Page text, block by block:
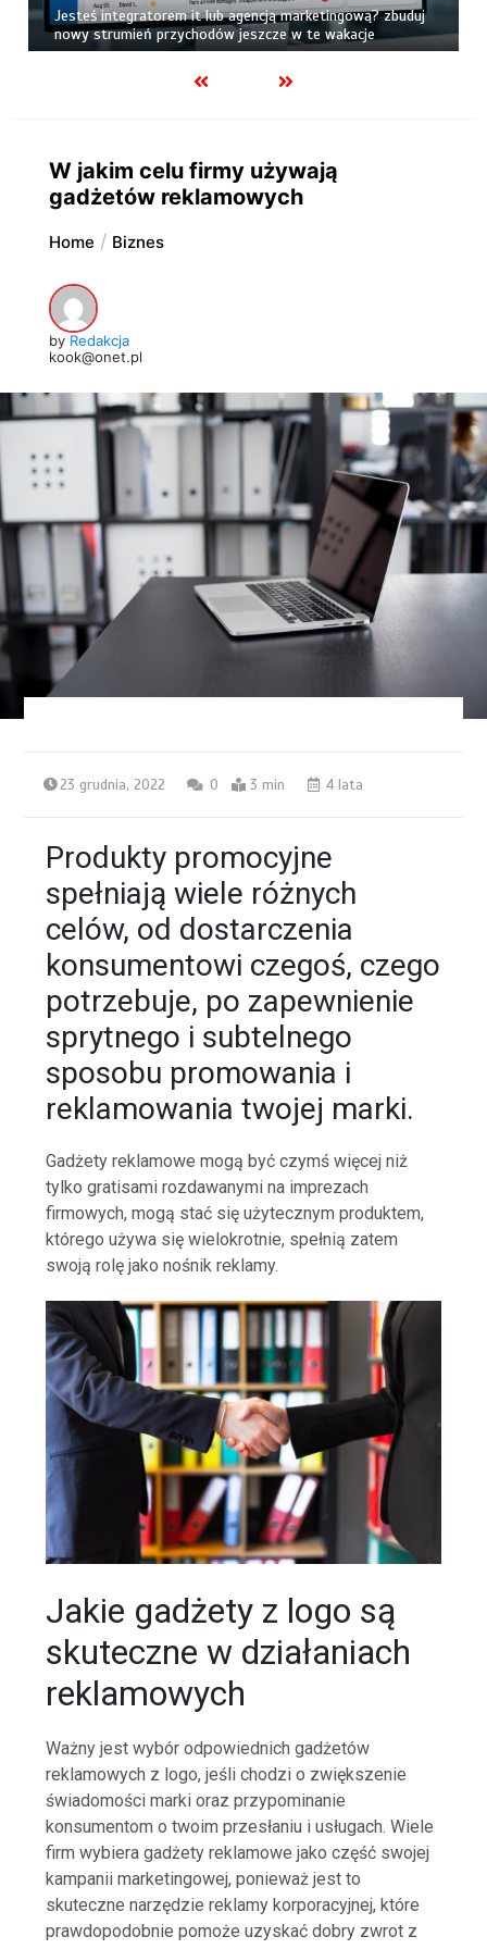
Jesteś integratorem it lub agencją marketingową? zbuduj
nowy strumień przychodów jeszcze w te wakacje
W jakim celu firmy używają
gadżetów reklamowych
Home Biznes
by Redakcja
kook@onet.pl
23 grudnia, 2022 0 3 min 4 lata
Produkty promocyjne
spełniają wiele różnych
celów, od dostarczenia
konsumentowi czegoś, czego
potrzebuje, po zapewnienie
sprytnego i subtelnego
sposobu promowania i
reklamowania twojej marki.
Gadżety reklamowe mogą być czymś więcej niż
tylko gratisami rozdawanymi na imprezach
firmowych, mogą stać się użytecznym produktem,
którego używa się wielokrotnie, spełnią zatem
swoją rolę jako nośnik reklamy.
Jakie gadżety z logo są
skuteczne w działaniach
reklamowych
Ważny jest wybór odpowiednich gadżetów
reklamowych z logo, jeśli chodzi o zwiększenie
świadomości marki oraz przypominanie
konsumentom o twoim przesłaniu i usługach. Wiele
firm wybiera gadżety reklamowe jako część swojej
kampanii marketingowej, ponieważ jest to
skuteczne narzędzie reklamy korporacyjnej, które
prawdopodobnie pomoże uzyskać dobry zwrot z